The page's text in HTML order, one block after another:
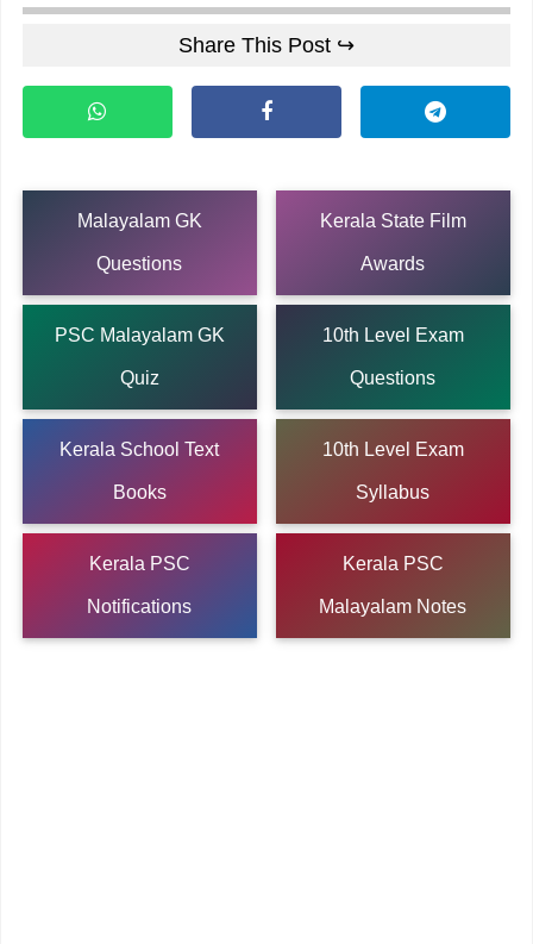
Share This Post ↪
Malayalam GK
Questions
Kerala State Film
Awards
PSC Malayalam GK
Quiz
10th Level Exam
Questions
Kerala School Text
Books
10th Level Exam
Syllabus
Kerala PSC
Notifications
Kerala PSC
Malayalam Notes